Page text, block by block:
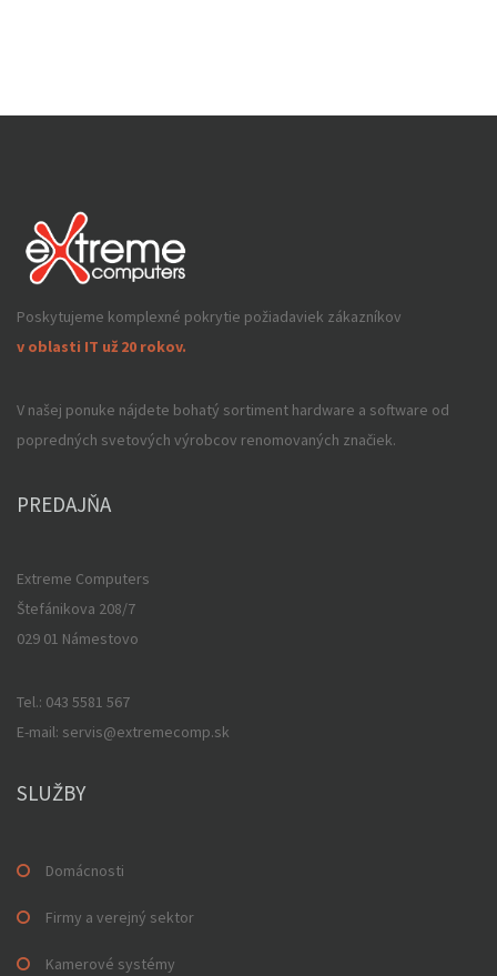
Poskytujeme komplexné pokrytie požiadaviek zákazníkov
v oblasti IT už 20 rokov.
V našej ponuke nájdete bohatý sortiment hardware a software od
popredných svetových výrobcov renomovaných značiek.
PREDAJŇA
Extreme Computers
Štefánikova 208/7
029 01 Námestovo
Tel.: 043 5581 567
E-mail: servis@extremecomp.sk
SLUŽBY
Domácnosti
Firmy a verejný sektor
Kamerové systémy